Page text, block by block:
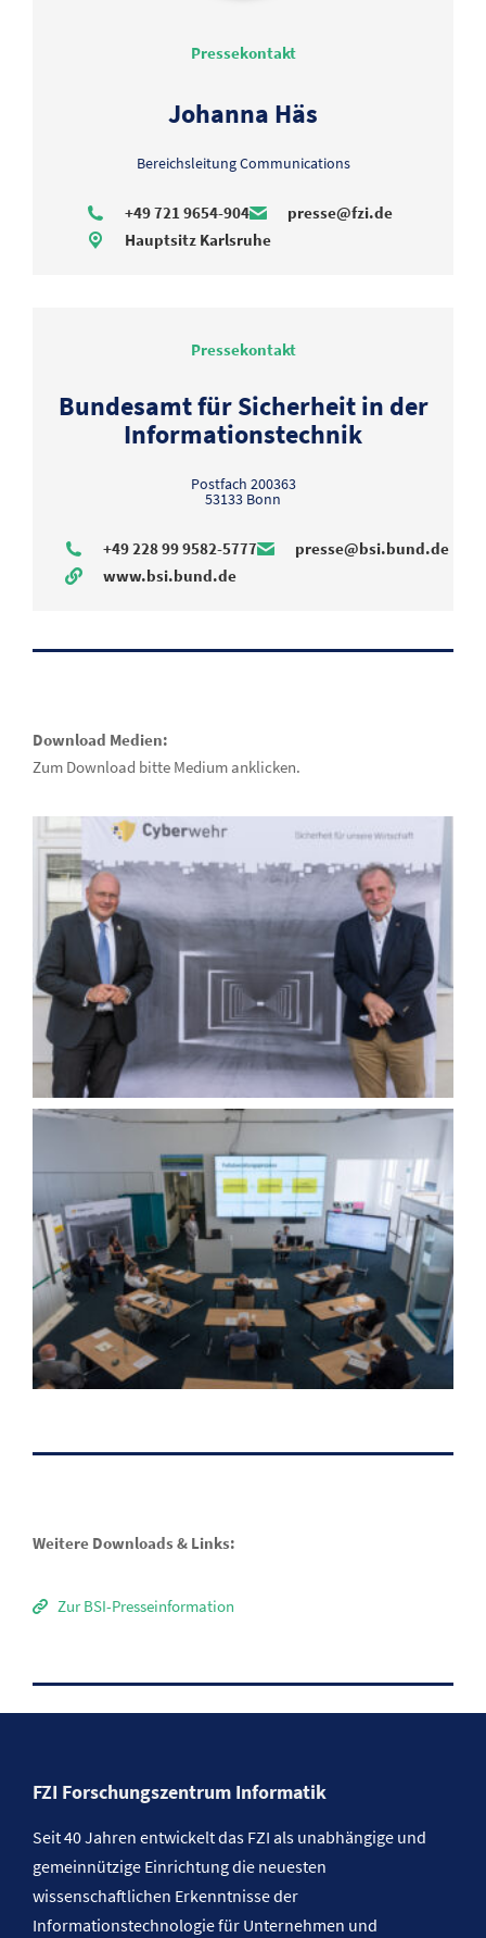
Pressekontakt
Johanna Häs
Bereichsleitung Communications
+49 721 9654-904
presse@fzi.de
Hauptsitz Karlsruhe
Pressekontakt
Bundesamt für Sicherheit in der
Informationstechnik
Postfach 200363
53133 Bonn
+49 228 99 9582-5777
presse@bsi.bund.de
www.bsi.bund.de
Download Medien:
Zum Download bitte Medium anklicken.
Weitere Downloads & Links:
Zur BSI-Presseinformation
FZI Forschungszentrum Informatik
Seit 40 Jahren entwickelt das FZI als unabhängige und
gemeinnützige Einrichtung die neuesten
wissenschaftlichen Erkenntnisse der
Informationstechnologie für Unternehmen und